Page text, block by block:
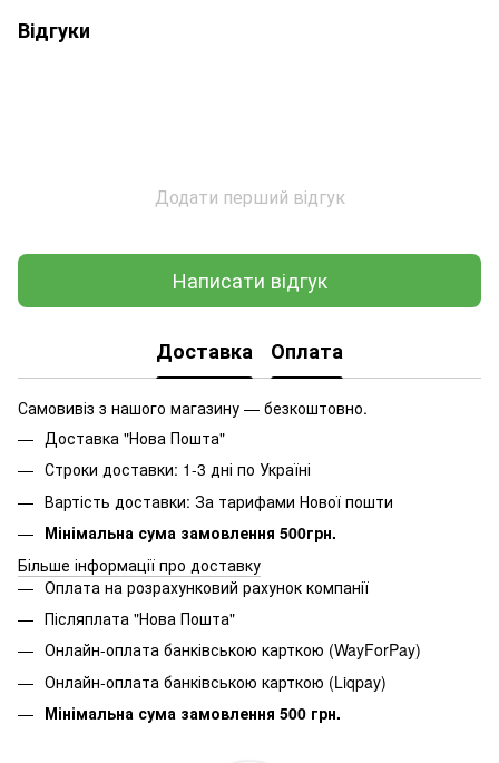
Відгуки
Додати перший відгук
Написати відгук
Доставка Оплата
Самовивіз з нашого магазину — безкоштовно.
Доставка "Нова Пошта"
Строки доставки: 1-3 дні по Україні
Вартість доставки: За тарифами Нової пошти
Мінімальна сума замовлення 500грн.
Більше інформації про доставку
Оплата на розрахунковий рахунок компанії
Післяплата "Нова Пошта"
Онлайн-оплата банківською карткою (WayForPay)
Онлайн-оплата банківською карткою (Liqpay)
Мінімальна сума замовлення 500 грн.